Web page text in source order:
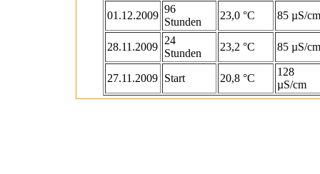
01.12.2009
96
Stunden
23,0 °C 85 µS/cm
28.11.2009
24
Stunden
23,2 °C 85 µS/cm
27.11.2009 Start 20,8 °C
128
µS/cm